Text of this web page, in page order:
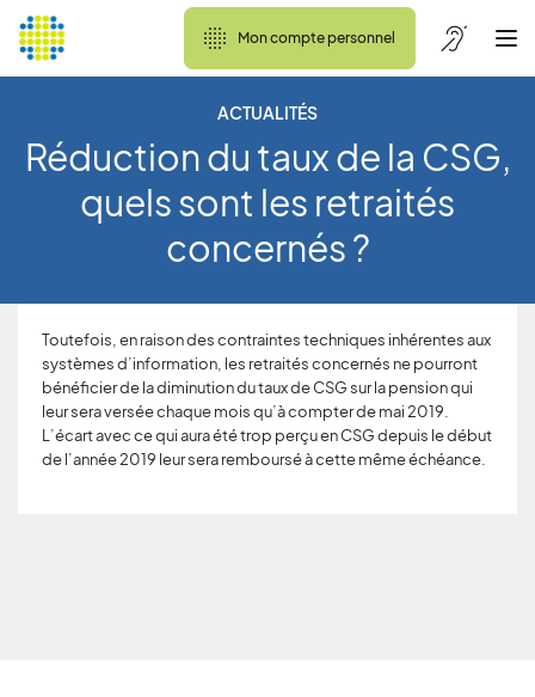
Mon compte personnel
ACTUALITÉS
Réduction du taux de la CSG,
quels sont les retraités
concernés ?
Toutefois, en raison des contraintes techniques inhérentes aux
systèmes d’information, les retraités concernés ne pourront
bénéficier de la diminution du taux de CSG sur la pension qui
leur sera versée chaque mois qu’à compter de mai 2019.
L’écart avec ce qui aura été trop perçu en CSG depuis le début
de l’année 2019 leur sera remboursé à cette même échéance.